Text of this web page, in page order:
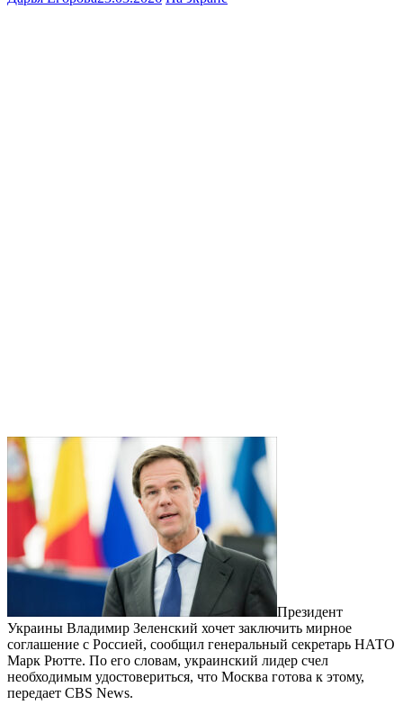
Президент
Украины Владимир Зеленский хочет заключить мирное
соглашение с Россией, сообщил генеральный секретарь НАТО
Марк Рютте. По его словам, украинский лидер счел
необходимым удостовериться, что Москва готова к этому,
передает CBS News.